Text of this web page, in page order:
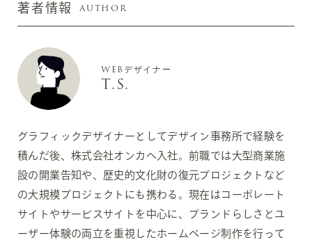
著者情報 AUTHOR
WEBデザイナー
T.S.
グラフィックデザイナーとしてデザイン事務所で経験を
積んだ後、株式会社オンカへ入社。前職では大型商業施
設の開業告知や、歴史的文化財の復元プロジェクトなど
の大規模プロジェクトにも携わる。現在はコーポレート
サイトやサービスサイトを中心に、ブランドらしさとユ
ーザー体験の両立を重視したホームページ制作を行って